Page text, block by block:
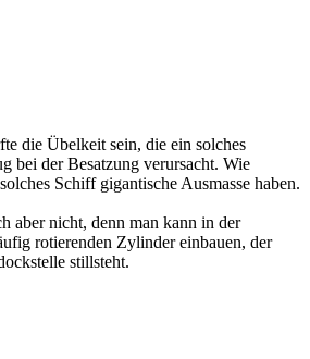
die Übelkeit sein, die ein solches
bei der Besatzung verursacht. Wie
Schiff gigantische Ausmasse haben.
aber nicht, denn man kann in der
rotierenden Zylinder einbauen, der
stillsteht.